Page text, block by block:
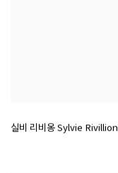
실비 리비옹 Sylvie Rivillion